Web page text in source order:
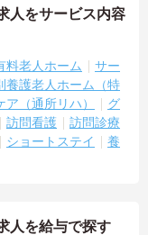
人をサービス内容
料老人ホーム
サー
養護老人ホーム（特
ア（通所リハ）
グ
訪問看護
訪問診療
ショートステイ
養
人を給与で探す